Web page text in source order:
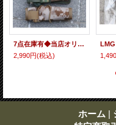
7点在庫有◆当店オリジナル品ローカルメイド品型シュアフィアRC2用サプレッサーカバー新品
2,990円(税込)
ホーム |